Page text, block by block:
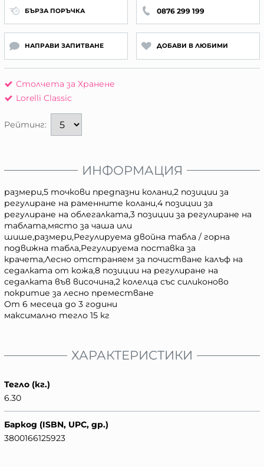
БЪРЗА ПОРЪЧКА 0876 299 199
НАПРАВИ ЗАПИТВАНЕ ДОБАВИ В ЛЮБИМИ
Столчета за Хранене
Lorelli Classic
Рейтинг:
ИНФОРМАЦИЯ
размери,5 точкови предпазни колани,2 позиции за
регулиране на раменните колани,4 позиции за
регулиране на облегалката,3 позиции за регулиране на
таблата,място за чаша или
шише,размери,Регулируема двойна табла / горна
подвижна табла,Регулируема поставка за
крачета,Лесно отстраняем за почистване калъф на
седалката от кожа,8 позиции на регулиране на
седалката във височина,2 колелца със силиконово
покритие за лесно преместване
От 6 месеца до 3 години
максимално тегло 15 кг
ХАРАКТЕРИСТИКИ
Тегло (кг.)
6.30
Баркод (ISBN, UPC, др.)
3800166125923